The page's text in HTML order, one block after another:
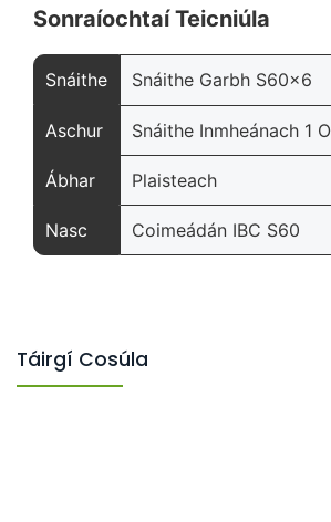
Sonraíochtaí Teicniúla
Snáithe Snáithe Garbh S60x6
Aschur Snáithe Inmheánach 1
Ábhar Plaisteach
Nasc Coimeádán IBC S60
Táirgí Cosúla